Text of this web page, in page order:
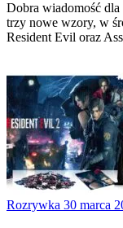
Dobra wiadomość
trzy nowe wzory, w
Resident Evil oraz
Rozrywka 30 marca